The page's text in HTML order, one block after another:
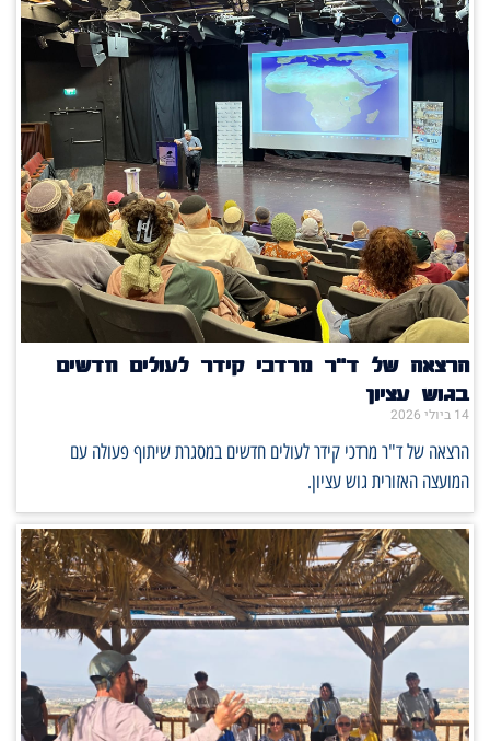
הרצאה של ד"ר מרדכי קידר לעולים חדשים
בגוש עציון
14 ביולי 2026
הרצאה של ד"ר מרדכי קידר לעולים חדשים במסגרת שיתוף פעולה עם
המועצה האזורית גוש עציון.